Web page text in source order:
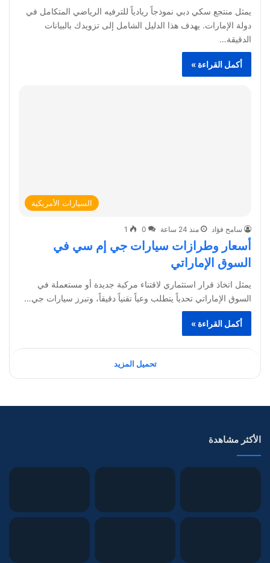
يمثل منتجع سكي دبي نموذجاً ريادياً للترفيه الرياضي المتكامل في
دولة الإمارات. يهدف هذا الدليل الشامل إلى تزويدك بالبيانات
الدقيقة…
أكمل القراءة »
السيارات الأمريكية
سامح فؤاد منذ 24 ساعة 0
1
أسعار وطرازات سيارات جي إم سي في
السوق الإماراتي
يمثل اتخاذ قرار استثماري لاقتناء مركبة جديدة أو مستعملة في
السوق الإماراتي تحدياً يتطلب وعياً تقنياً دقيقاً، وتبرز سيارات جي…
أكمل القراءة »
تحميل المزيد
الأكثر مشاهدة